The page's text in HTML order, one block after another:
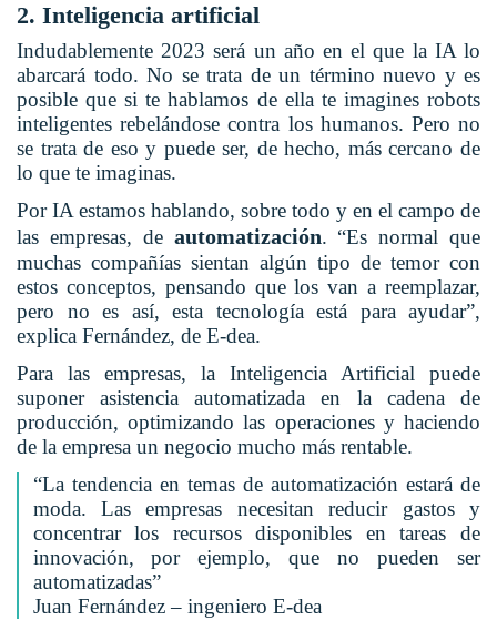
2. Inteligencia artificial
Indudablemente 2023 será un año en el que la IA lo
abarcará todo. No se trata de un término nuevo y es
posible que si te hablamos de ella te imagines robots
inteligentes rebelándose contra los humanos. Pero no
se trata de eso y puede ser, de hecho, más cercano de
lo que te imaginas.
Por IA estamos hablando, sobre todo y en el campo de
las empresas, de automatización. “Es normal que
muchas compañías sientan algún tipo de temor con
estos conceptos, pensando que los van a reemplazar,
pero no es así, esta tecnología está para ayudar”,
explica Fernández, de E-dea.
Para las empresas, la Inteligencia Artificial puede
suponer asistencia automatizada en la cadena de
producción, optimizando las operaciones y haciendo
de la empresa un negocio mucho más rentable.
“La tendencia en temas de automatización estará de
moda. Las empresas necesitan reducir gastos y
concentrar los recursos disponibles en tareas de
innovación, por ejemplo, que no pueden ser
automatizadas”
Juan Fernández – ingeniero E-dea